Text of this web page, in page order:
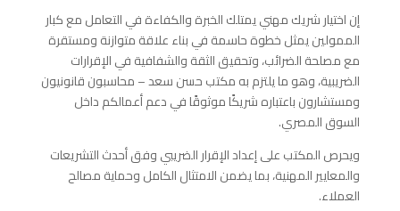
إن اختيار شريك مهني يمتلك الخبرة والكفاءة في التعامل مع كبار
الممولين يمثل خطوة حاسمة في بناء علاقة متوازنة ومستقرة
مع مصلحة الضرائب، وتحقيق الثقة والشفافية في الإقرارات
الضريبية، وهو ما يلتزم به مكتب حسن سعد – محاسبون قانونيون
ومستشارون باعتباره شريكًا موثوقًا في دعم أعمالكم داخل
السوق المصري.
ويحرص المكتب على إعداد الإقرار الضريبي وفق أحدث التشريعات
والمعايير المهنية، بما يضمن الامتثال الكامل وحماية مصالح
العملاء.